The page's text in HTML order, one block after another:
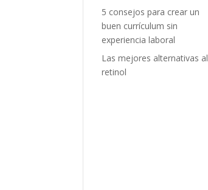
5 consejos para crear un
buen currículum sin
experiencia laboral
Las mejores alternativas al
retinol